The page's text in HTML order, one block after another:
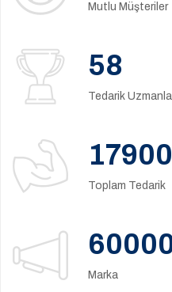
Mutlu Müşteriler
58
Tedarik
17900
Toplam Tedarik
Marka